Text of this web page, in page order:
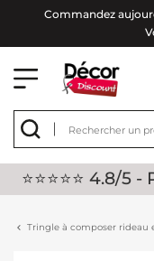
Commandez
⭐⭐⭐⭐⭐ 4.8/
Tringle à composer rideau